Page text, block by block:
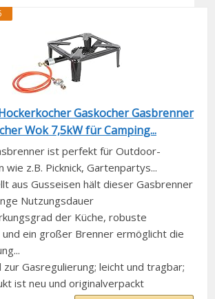
Gaskocher Gasbrenner
Wok 7,5kW für Camping...
ist perfekt für Outdoor-
wie z.B. Picknick, Gartenpartys...
aus Gusseisen hält dieser Gasbrenner
Nutzungsdauer
der Küche, robuste
und ein großer Brenner ermöglicht die
zur Gasregulierung; leicht und tragbar;
ist neu und originalverpackt